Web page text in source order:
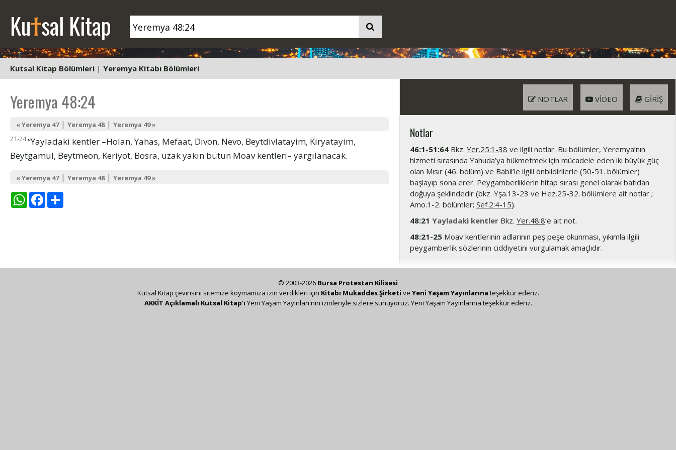
Kutsal Kitap
Kutsal Kitap Bölümleri | Yeremya Kitabı Bölümleri
Yeremya 48:24
« Yeremya 47| Yeremya 48| Yeremya 49 »
21-24“Yayladaki kentler –Holan, Yahas, Mefaat, Divon, Nevo, Beytdivlatayim, Kiryatayim,
Beytgamul, Beytmeon, Keriyot, Bosra, uzak yakın bütün Moav kentleri– yargılanacak.
« Yeremya 47| Yeremya 48| Yeremya 49 »
WhatsAppFacebook
GIRIŞ
VIDEO
NOTLAR
Notlar
46:1-51:64 Bkz. Yer.25:1-38 ve ilgili notlar. Bu bölümler, Yeremya’nın
hizmeti sırasında Yahuda’ya hükmetmek için mücadele eden iki büyük güç
olan Mısır (46. bölüm) ve Babil’le ilgili önbildirilerle (50-51. bölümler)
başlayıp sona erer. Peygamberliklerin hitap sırası genel olarak batıdan
doğuya şeklindedir (bkz. Yşa.13-23 ve Hez.25-32. bölümlere ait notlar ;
Amo.1-2. bölümler; Sef.2:4-15).
48:21 Yayladaki kentler Bkz. Yer.48:8’e ait not.
48:21-25 Moav kentlerinin adlarının peş peşe okunması, yıkımla ilgili
peygamberlik sözlerinin ciddiyetini vurgulamak amaçlıdır.
© 2003-2026 Bursa Protestan Kilisesi
Kutsal Kitap çevirisini sitemize koymamıza izin verdikleri için Kitabı Mukaddes Şirketi ve Yeni Yaşam Yayınlarına teşekkür ederiz.
AKKİT Açıklamalı Kutsal Kitap'ı Yeni Yaşam Yayınları'nın izinleriyle sizlere sunuyoruz. Yeni Yaşam Yayınlarına teşekkür ederiz.